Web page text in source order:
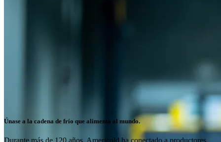
Únase a la cadena de frío que alimenta al mundo.
Durante más de 120 años, Americold ha conectado a productores,